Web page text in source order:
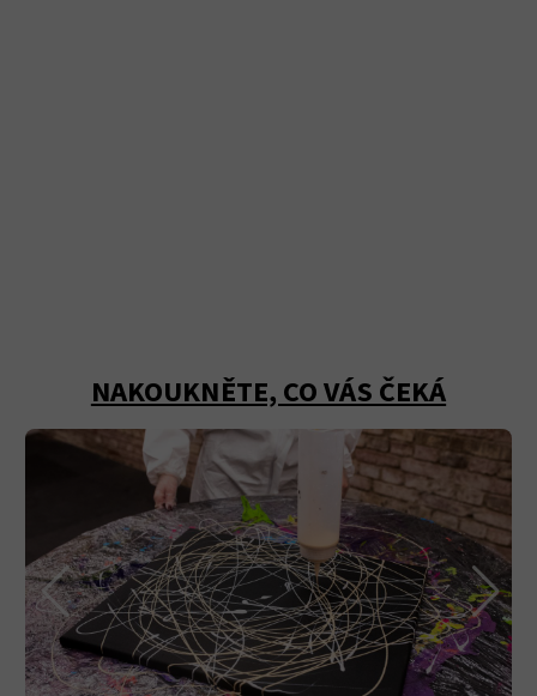
NAKOUKNĚTE, CO VÁS ČEKÁ